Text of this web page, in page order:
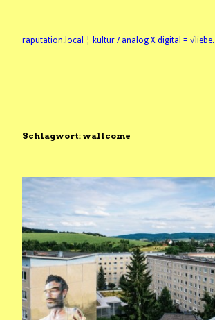
springenraputation.local ¦ kultur / analog X digital = √liebe.
Schlagwort: wallcome